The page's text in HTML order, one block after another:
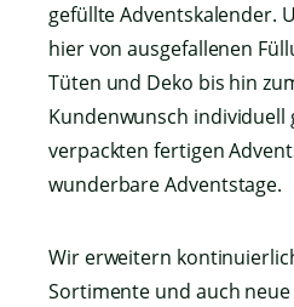
gefüllte Adventskalender.
hier von ausgefallenen
Tüten und Deko bis hin
Kundenwunsch individuell
verpackten fertigen
wunderbare Adventstage.
Wir erweitern
Sortimente und auch